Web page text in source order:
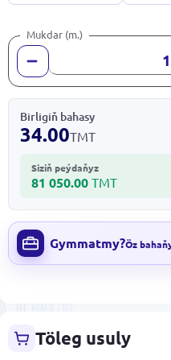
Mukdar (m.)
Birligiň bahasy
34.00TMT
Siziň peýdaňyz
81 050.00 TMT
Gymmatmy?Öz
Töleg usuly